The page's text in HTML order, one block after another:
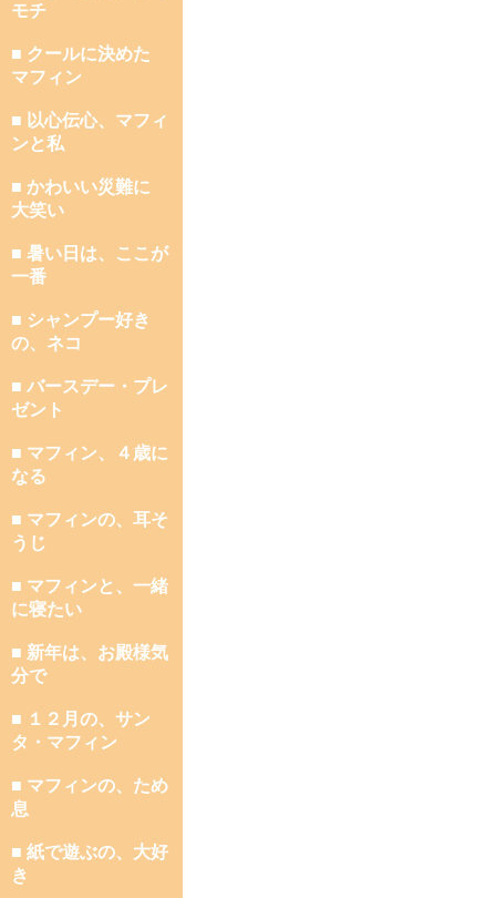
モチ
■ クールに決めた
マフィン
■ 以心伝心、マフィ
ンと私
■ かわいい災難に
大笑い
■ 暑い日は、ここが
一番
■ シャンプー好き
の、ネコ
■ バースデー・プレ
ゼント
■ マフィン、４歳に
なる
■ マフィンの、耳そ
うじ
■ マフィンと、一緒
に寝たい
■ 新年は、お殿様気
分で
■ １２月の、サン
タ・マフィン
■ マフィンの、ため
息
■ 紙で遊ぶの、大好
き